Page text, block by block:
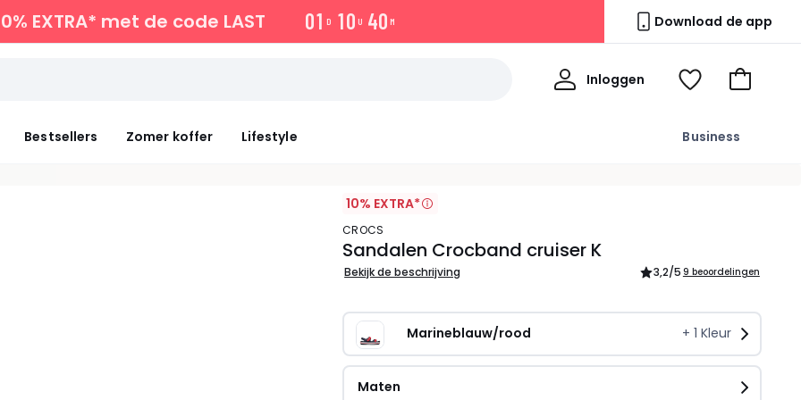
EXTRA* met de code LAST 01 D 10 U 40 M Download de app
Bestsellers Zomer koffer Lifestyle Business
Inloggen
Mijn
Kijk
Naar
10% EXTRA*
CROCS
Sandalen Crocband cruiser K
Bekijk de beschrijving 3,2/5 9 beoordelingen
Marineblauw/rood + 1 Kleur
Maten